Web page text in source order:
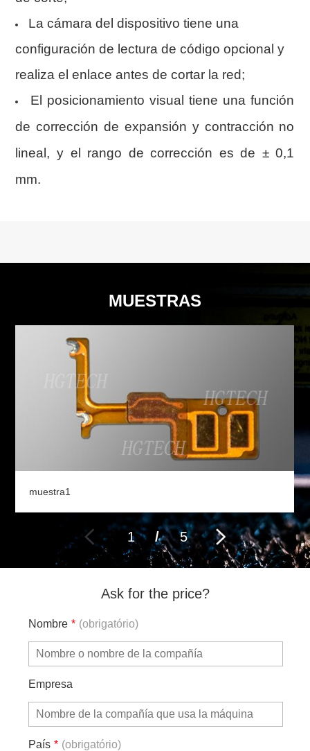
La cámara del dispositivo tiene una
configuración de lectura de código opcional y
realiza el enlace antes de cortar la red;
El posicionamiento visual tiene una función
de corrección de expansión y contracción no
lineal, y el rango de corrección es de ± 0,1
mm.
MUESTRAS
muestra1
1 / 5
Ask for the price?
Nombre * (obrigatório)
Empresa
País * (obrigatório)